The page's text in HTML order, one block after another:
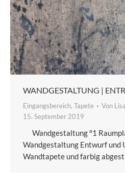
WANDGESTALTUNG |
Eingangsbereich, Tapete Von
15. September 2019
Wandgestaltung °1
Wandgestaltung Entwurf und
Wandtapete und farbig